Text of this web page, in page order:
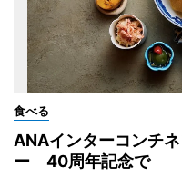
食べる
ANAインターコンチ
ー 40周年記念で